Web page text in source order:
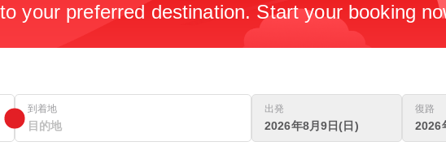
your preferred destination. Start your booking
到着地 出発
2026年8月9日(日)
復路
2026